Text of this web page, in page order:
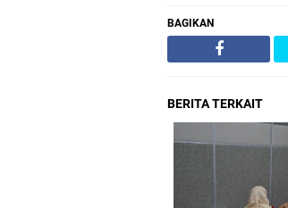
BAGIKAN
BERITA TERKAIT